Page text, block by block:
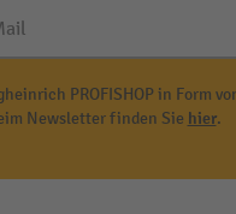
PROFISHOP in Form
Newsletter finden Sie hier.